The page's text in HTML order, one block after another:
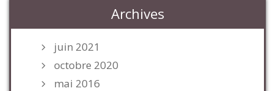
Archives
juin 2021
octobre 2020
mai 2016